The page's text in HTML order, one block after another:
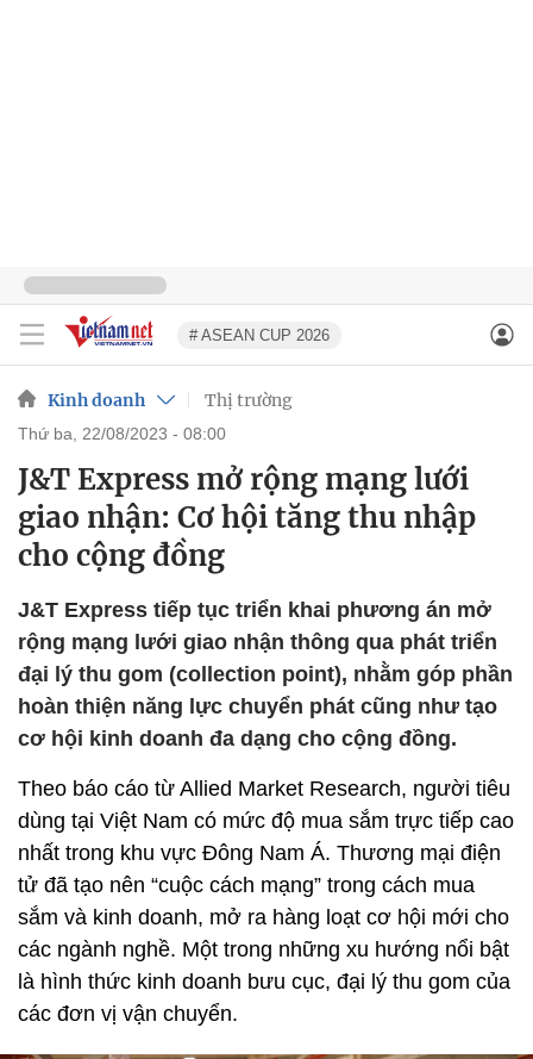
# ASEAN CUP 2026
Kinh doanh Thị trường
thứ ba, 22/08/2023 - 08:00
J&T Express mở rộng mạng lưới
giao nhận: Cơ hội tăng thu nhập
cho cộng đồng
J&T Express tiếp tục triển khai phương án mở
rộng mạng lưới giao nhận thông qua phát triển
đại lý thu gom (collection point), nhằm góp phần
hoàn thiện năng lực chuyển phát cũng như tạo
cơ hội kinh doanh đa dạng cho cộng đồng.
Theo báo cáo từ Allied Market Research, người tiêu
dùng tại Việt Nam có mức độ mua sắm trực tiếp cao
nhất trong khu vực Đông Nam Á. Thương mại điện
tử đã tạo nên “cuộc cách mạng” trong cách mua
sắm và kinh doanh, mở ra hàng loạt cơ hội mới cho
các ngành nghề. Một trong những xu hướng nổi bật
là hình thức kinh doanh bưu cục, đại lý thu gom của
các đơn vị vận chuyển.